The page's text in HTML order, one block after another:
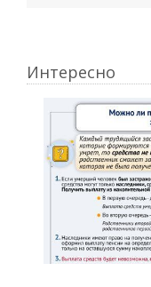
Интересно